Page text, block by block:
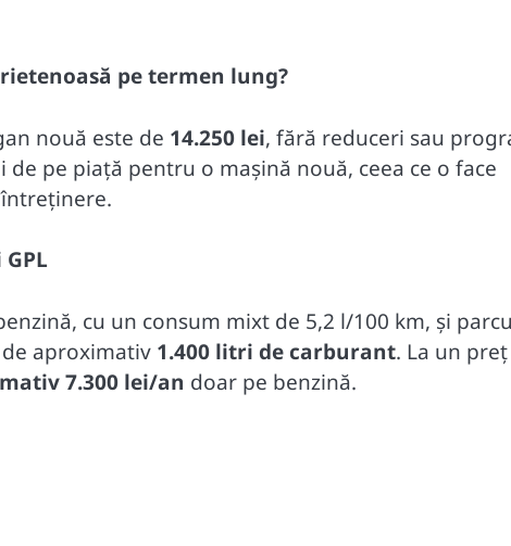
pe termen lung?
nouă este de 14.250 lei, fără reduceri sau
pe piață pentru o mașină nouă, ceea ce o face
cu un consum mixt de 5,2 l/100 km, și
aproximativ 1.400 litri de carburant. La un preț
7.300 lei/an doar pe benzină.